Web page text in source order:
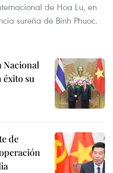
de Hoa Lu, en
sureña de Binh Phuoc.
Nacional
éxito su
de